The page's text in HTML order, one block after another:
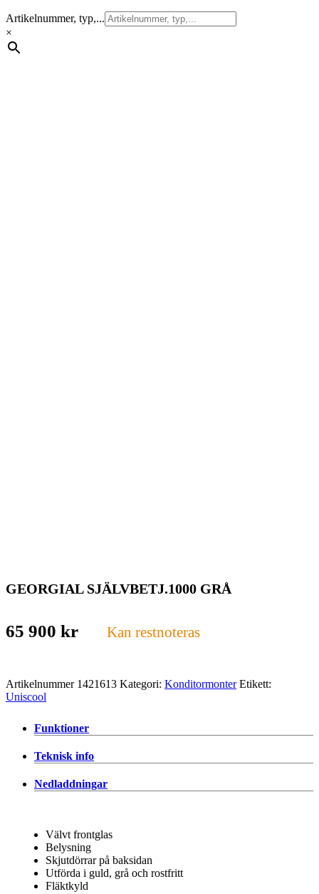
Artikelnummer, typ,...
×
GEORGIAL SJÄLVBETJ.1000 GRÅ
65 900 kr Kan restnoteras
Artikelnummer 1421613 Kategori: Konditormonter Etikett:
Uniscool
Funktioner
Teknisk info
Nedladdningar
Välvt frontglas
Belysning
Skjutdörrar på baksidan
Utförda i guld, grå och rostfritt
Fläktkyld